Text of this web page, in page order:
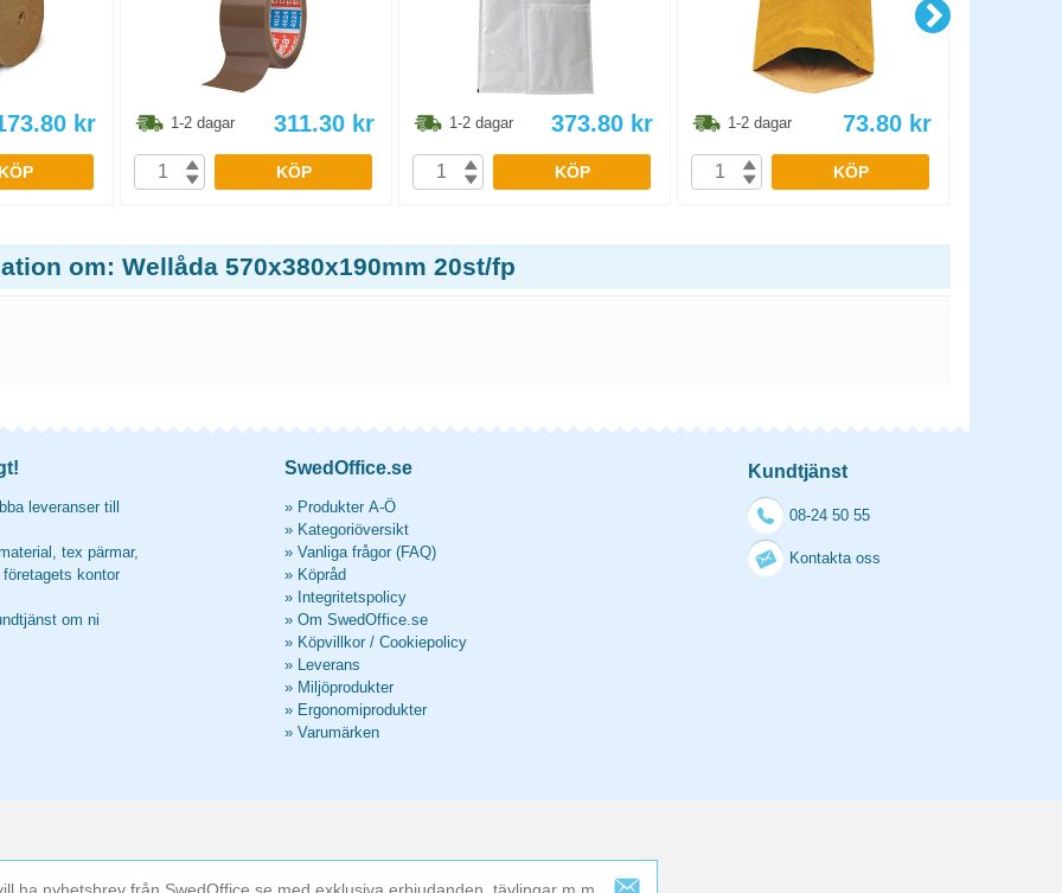
kr
KÖP
1-2 dagar 311.30 kr
KÖP
1-2 dagar 373.80 kr
KÖP
1-2 dagar 73.80 kr
KÖP
om: Wellåda 570x380x190mm 20st/fp
leveranser till
tex pärmar,
kontor
om ni
SwedOffice.se
» Produkter A-Ö
» Kategoriöversikt
» Vanliga frågor (FAQ)
» Köpråd
» Integritetspolicy
» Om SwedOffice.se
» Köpvillkor / Cookiepolicy
» Leverans
» Miljöprodukter
» Ergonomiprodukter
» Varumärken
Kundtjänst
08-24 50 55
Kontakta oss